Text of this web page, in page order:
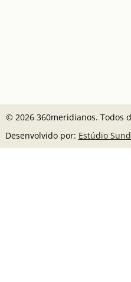
© 2026 360meridianos. Todos
Desenvolvido por: Estúdio